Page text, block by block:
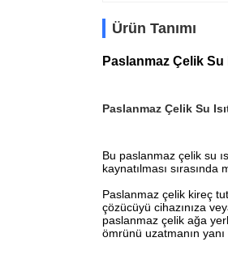
Ürün Tanımı
Paslanmaz Çelik Su
Paslanmaz Çelik Su
Bu paslanmaz çelik su
kaynatılması
Paslanmaz çelik kireç
çözücüyü cihazınıza
paslanmaz çelik ağa
ömrünü uzatmanın